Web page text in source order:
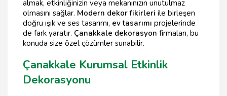
almak, etkinliğinizin veya mekanınızın unutulmaz
olmasını sağlar. Modern dekor fikirleri ile birleşen
doğru ışık ve ses tasarımı, ev tasarımı projelerinde
de fark yaratır. Çanakkale dekorasyon firmaları, bu
konuda size özel çözümler sunabilir.
Çanakkale Kurumsal Etkinlik
Dekorasyonu